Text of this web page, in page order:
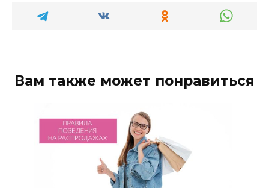
Вам также может понравиться